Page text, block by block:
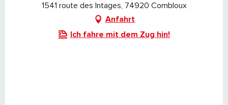
1541 route des Intages, 74920 Combloux
Anfahrt
Ich fahre mit dem Zug hin!